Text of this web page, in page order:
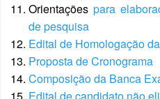
Orientações para
de pesquisa
Edital de Homologação
Proposta de Cronograma
Composição da Banca